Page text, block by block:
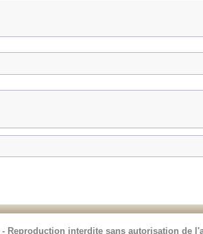
- Reproduction interdite sans autorisation de